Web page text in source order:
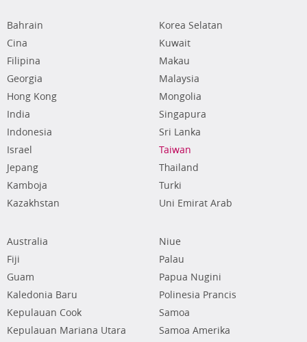
Bahrain
Cina
Filipina
Georgia
Hong Kong
India
Indonesia
Israel
Jepang
Kamboja
Kazakhstan
Korea Selatan
Kuwait
Makau
Malaysia
Mongolia
Singapura
Sri Lanka
Taiwan
Thailand
Turki
Uni Emirat Arab
Australia
Fiji
Guam
Kaledonia Baru
Kepulauan Cook
Kepulauan Mariana Utara
Niue
Palau
Papua Nugini
Polinesia Prancis
Samoa
Samoa Amerika